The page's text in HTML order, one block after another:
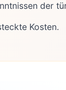
der
Kosten.